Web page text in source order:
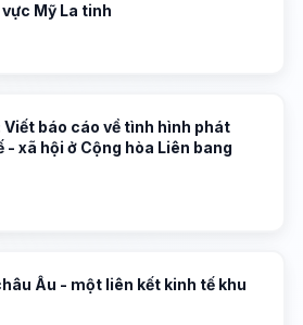
Mỹ La tinh
Viết báo cáo về tình hình phát
- xã hội ở Cộng hòa Liên bang
Âu - một liên kết kinh tế khu